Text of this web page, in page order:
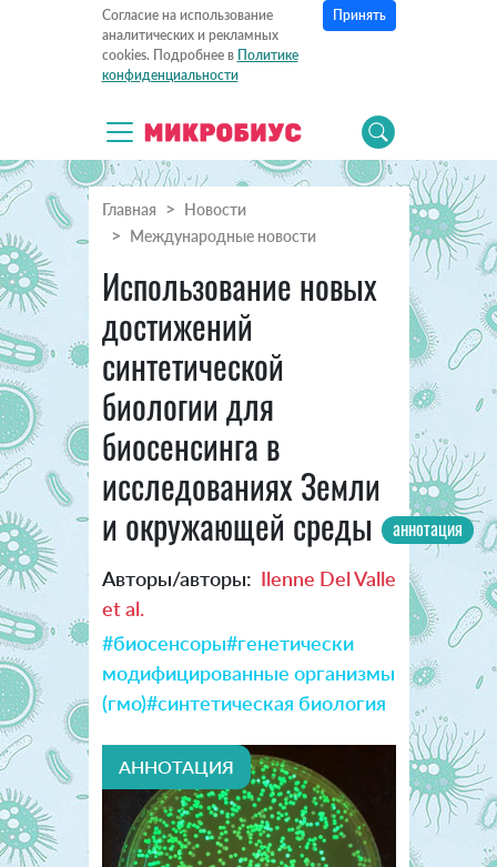
Согласие на использование
аналитических и рекламных
cookies. Подробнее в Политике
конфиденциальности
Принять
Главная
Новости
Международные новости
Использование новых
достижений
синтетической
биологии для
биосенсинга в
исследованиях Земли
и окружающей среды
аннотация
Авторы/авторы: Ilenne Del Valle
et al.
#биосенсоры#генетически
модифицированные организмы
(гмо)#синтетическая биология
АННОТАЦИЯ